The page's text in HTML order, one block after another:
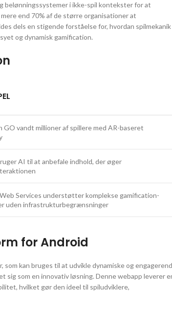
belønningssystemer i ikke-spil kontekster for at
end 70% af de større organisationer at
dels en stigende forståelse for, hvordan spilmekanik
og dynamisk gamification.
GO vandt millioner af spillere med AR-baseret
AI til at anbefale indhold, der øger
Services understøtter komplekse gamification-
uden infrastrukturbegrænsninger
for Android
kan bruges til at udvikle dynamiske og
som en innovativ løsning. Denne webapp leverer
hvilket gør den ideel til spiludviklere,